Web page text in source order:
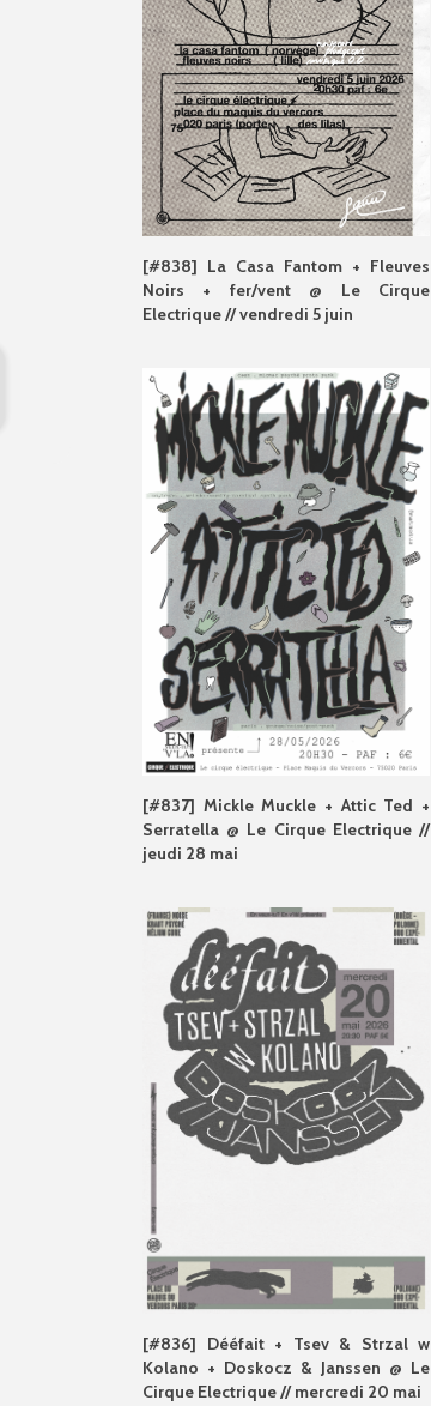
[#838] La Casa Fantom + Fleuves
Noirs + fer/vent @ Le Cirque
Electrique // vendredi 5 juin
[#837] Mickle Muckle + Attic Ted +
Serratella @ Le Cirque Electrique //
jeudi 28 mai
[#836] Dééfait + Tsev & Strzal w
Kolano + Doskocz & Janssen @ Le
Cirque Electrique // mercredi 20 mai